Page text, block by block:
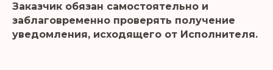
Заказчик обязан самостоятельно и
заблаговременно проверять получение
уведомления, исходящего от Исполнителя.